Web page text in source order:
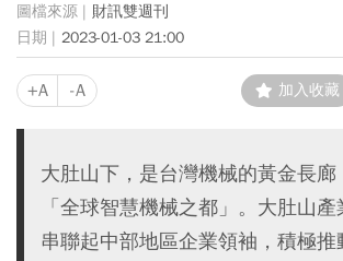
財訊雙週刊
2023-01-03 21:00
+A -A 加入收藏
大肚山下，是台灣機械的黃金長廊
「全球智慧機械之都」。大肚山
串聯起中部地區企業領袖，積極推